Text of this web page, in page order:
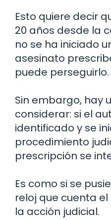
Esto quiere decir
20 años desde la
no se ha iniciado
asesinato
puede perseguirlo.
Sin embargo, hay
considerar: si el
identificado y se
procedimiento
prescripción se
Es como si se
reloj que cuenta
la acción judicial.